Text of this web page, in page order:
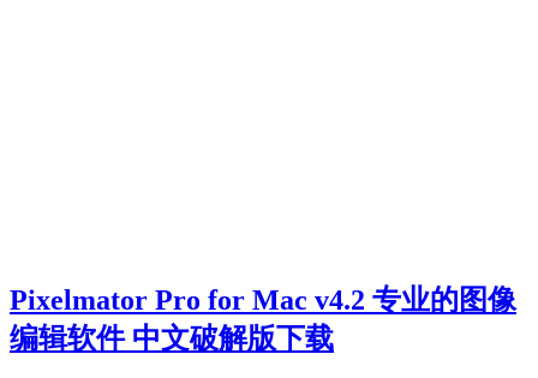
Pixelmator Pro for Mac v4.2 专业的图像
编辑软件 中文破解版下载